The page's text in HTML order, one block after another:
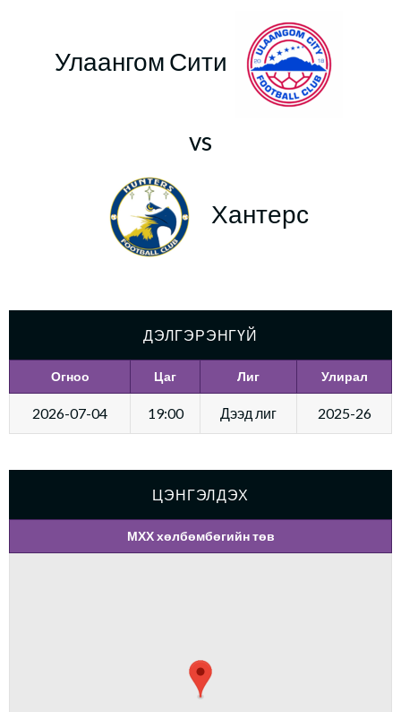
Улаангом Сити
vs
Хантерс
ДЭЛГЭРЭНГҮЙ
Огноо Цаг Лиг Улирал
2026-07-04 19:00 Дээд лиг 2025-26
ЦЭНГЭЛДЭХ
МХХ хөлбөмбөгийн төв